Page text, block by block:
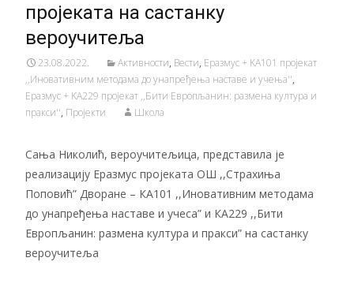
пројеката на састанку
вероучитеља
23.08.2022. Активности, Вести, Еразмус + KA101 пројекат
,,Иновативним методама до унапређења наставе и учења'',
Еразмус + KA229 пројекат ,,Бити Европљанин: размена култура и
пракси'', Пројекти Школа
Сања Николић, вероучитељица, представила је
реализацију Еразмус пројеката ОШ ,,Страхиња
Поповић” Дворане – КА101 ,,Иновативним методама
до унапређења наставе и учеса” и КА229 ,,Бити
Европљанин: размена култура и пракси” на састанку
вероучитеља